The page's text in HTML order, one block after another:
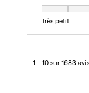
Taille, 4 sur 7,
Très petit
1 – 10 sur 1683 avis